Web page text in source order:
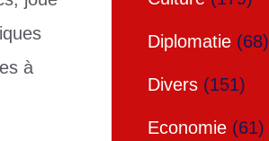
à
Diplomatie (68)
Divers (151)
Economie (61)